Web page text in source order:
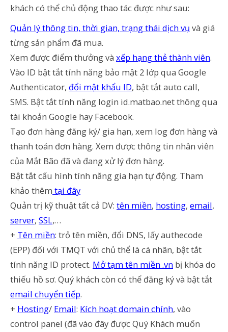
khách có thể chủ động thao tác được như sau:
Quản lý thông tin, thời gian, trạng thái dịch vụ và giá
từng sản phẩm đã mua.
Xem được điểm thưởng và xếp hạng thẻ thành viên.
Vào ID bật tắt tính năng bảo mật 2 lớp qua Google
Authenticator, đổi mật khẩu ID, bật tắt auto call,
SMS. Bật tắt tính năng login id.matbao.net thông qua
tài khoản Google hay Facebook.
Tạo đơn hàng đăng ký/ gia hạn, xem log đơn hàng và
thanh toán đơn hàng. Xem được thông tin nhân viên
của Mắt Bão đã và đang xử lý đơn hàng.
Bật tắt cấu hình tính năng gia hạn tự động. Tham
khảo thêm tại đây
Quản trị kỹ thuật tất cả DV: tên miền, hosting, email,
server, SSL,…
+ Tên miền: trỏ tên miền, đổi DNS, lấy authecode
(EPP) đối với TMQT với chủ thể là cá nhân, bật tắt
tính năng ID protect. Mở tạm tên miền .vn bị khóa do
thiếu hồ sơ. Quý khách còn có thể đăng ký và bật tắt
email chuyển tiếp.
+ Hosting/ Email: Kích hoạt domain chính, vào
control panel (đã vào đây được Quý Khách muốn